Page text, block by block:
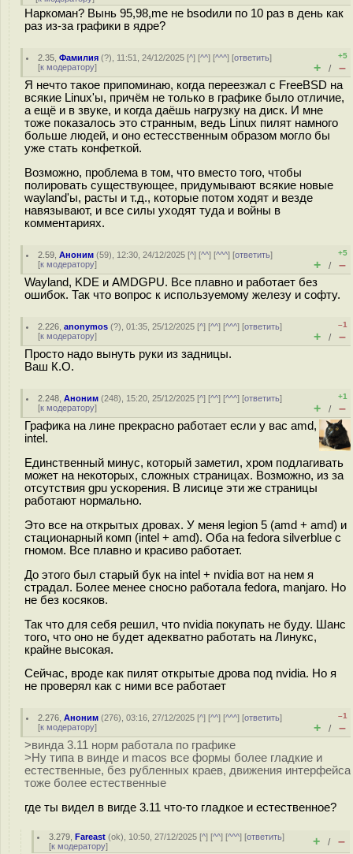
Наркоман? Вынь 95,98,me не bsodили по 10 раз в день как
раз из-за графики в ядре?
2.35 ,Фамилия (?), 11:51, 24/12/2025 [^] [^^] [^^^] [ответить]
[к модератору]
+5
+ / –
Я нечто такое припоминаю, когда переезжал с FreeBSD на
всякие Linux'ы, причём не только в графике было отличие,
а ещё и в звуке, и когда даёшь нагрузку на диск. И мне
тоже показалось это странным, ведь Linux пилят намного
больше людей, и оно естесственным образом могло бы
уже стать конфеткой.
Возможно, проблема в том, что вместо того, чтобы
полировать существующее, придумывают всякие новые
wayland'ы, расты и т.д., которые потом ходят и везде
навязывают, и все силы уходят туда и войны в
комментариях.
2.59 ,Аноним (59), 12:30, 24/12/2025 [^] [^^] [^^^] [ответить]
[к модератору]
+5
+ / –
Wayland, KDE и AMDGPU. Все плавно и работает без
ошибок. Так что вопрос к используемому железу и софту.
2.226 ,anonymos (?), 01:35, 25/12/2025 [^] [^^] [^^^] [ответить]
[к модератору]
–1
+ / –
Просто надо вынуть руки из задницы.
Ваш К.О.
2.248 ,Аноним (248), 15:20, 25/12/2025 [^] [^^] [^^^] [ответить]
[к модератору]
+1
+ / –
Графика на лине прекрасно работает если у вас amd,
intel.
Единственный минус, который заметил, хром подлагивать
может на некоторых, сложных страницах. Возможно, из за
отсутствия gpu ускорения. В лисице эти же страницы
работают нормально.
Это все на открытых дровах. У меня legion 5 (amd + amd) и
стационарный комп (intel + amd). Оба на fedora silverblue с
гномом. Все плавно и красиво работает.
До этого был старый бук на intel + nvidia вот на нем я
страдал. Более менее сносно работала fedora, manjaro. Но
не без косяков.
Так что для себя решил, что nvidia покупать не буду. Шанс
того, что оно не будет адекватно работать на Линукс,
крайне высокая.
Сейчас, вроде как пилят открытые дрова под nvidia. Но я
не проверял как с ними все работает
2.276 ,Аноним (276), 03:16, 27/12/2025 [^] [^^] [^^^] [ответить]
[к модератору]
–1
+ / –
>винда 3.11 норм работала по графике
>Ну типа в винде и macos все формы более гладкие и
естественные, без рубленных краев, движения интерфейса
тоже более естественные
где ты видел в вигде 3.11 что-то гладкое и естественное?
3.279 ,Fareast (ok), 10:50, 27/12/2025 [^] [^^] [^^^] [ответить]
[к модератору] + / –